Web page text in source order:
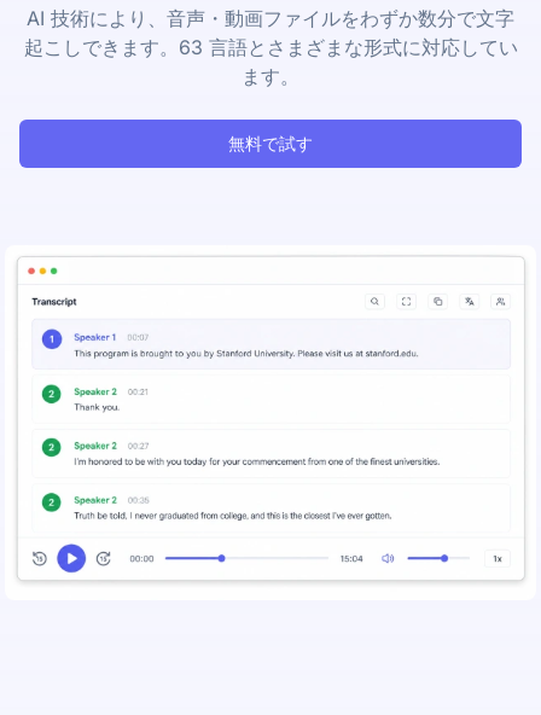
AI 技術により、音声・動画ファイルをわずか数分で文字
起こしできます。63 言語とさまざまな形式に対応してい
ます。
無料で試す